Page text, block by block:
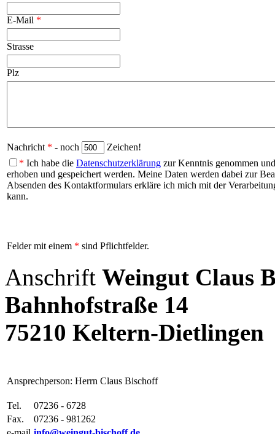
E-Mail *
Strasse
Plz
Nachricht * - noch
Zeichen!
* Ich habe die Datenschutzerklärung zur Kenntnis genommen
erhoben und gespeichert werden. Meine Daten werden dabei zur
Absenden des Kontaktformulars erkläre ich mich mit der
kann.
Felder mit einem * sind Pflichtfelder.
Anschrift Weingut Claus
Bahnhofstraße 14
75210 Keltern-Dietlingen
Ansprechperson: Herrn Claus Bischoff
Tel.
07236 - 6728
Fax.
07236 - 981262